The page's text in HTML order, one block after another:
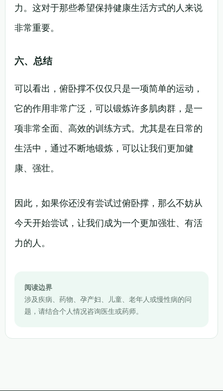
力。这对于那些希望保持健康生活方式的人来说
非常重要。
六、总结
可以看出，俯卧撑不仅仅只是一项简单的运动，
它的作用非常广泛，可以锻炼许多肌肉群，是一
项非常全面、高效的训练方式。尤其是在日常的
生活中，通过不断地锻炼，可以让我们更加健
康、强壮。
因此，如果你还没有尝试过俯卧撑，那么不妨从
今天开始尝试，让我们成为一个更加强壮、有活
力的人。
阅读边界
涉及疾病、药物、孕产妇、儿童、老年人或慢性病的问
题，请结合个人情况咨询医生或药师。